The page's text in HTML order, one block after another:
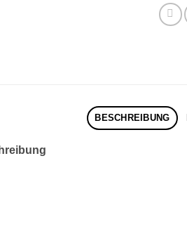
BESCHREIBUNG